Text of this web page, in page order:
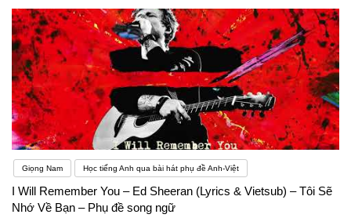
Giọng Nam Học tiếng Anh qua bài hát phụ đề Anh-Việt
I Will Remember You – Ed Sheeran (Lyrics & Vietsub) – Tôi Sẽ
Nhớ Về Bạn – Phụ đề song ngữ